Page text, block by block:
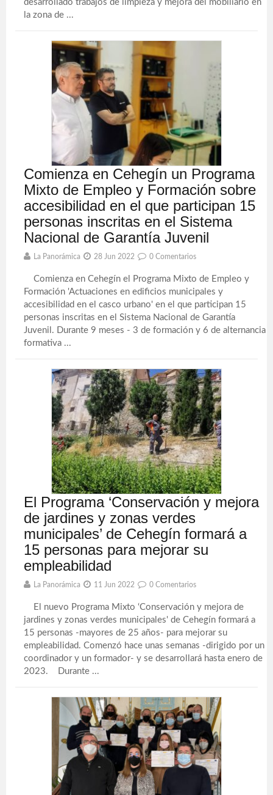
desarrollado trabajos de limpieza y mejora del mobiliario en
la zona de ...
Comienza en Cehegín un Programa
Mixto de Empleo y Formación sobre
accesibilidad en el que participan 15
personas inscritas en el Sistema
Nacional de Garantía Juvenil
La Panorámica 28 Jun 2022 0 Comentarios
Comienza en Cehegín el Programa Mixto de Empleo y
Formación 'Actuaciones en edificios municipales y
accesibilidad en el casco urbano' en el que participan 15
personas inscritas en el Sistema Nacional de Garantía
Juvenil. Durante 9 meses - 3 de formación y 6 de alternancia
formativa ...
El Programa ‘Conservación y mejora
de jardines y zonas verdes
municipales’ de Cehegín formará a
15 personas para mejorar su
empleabilidad
La Panorámica 11 Jun 2022 0 Comentarios
El nuevo Programa Mixto ‘Conservación y mejora de
jardines y zonas verdes municipales' de Cehegín formará a
15 personas -mayores de 25 años- para mejorar su
empleabilidad. Comenzó hace unas semanas -dirigido por un
coordinador y un formador- y se desarrollará hasta enero de
2023. Durante ...